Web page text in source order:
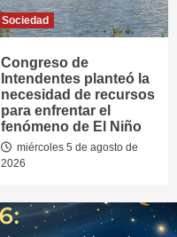
Sociedad
Congreso de
Intendentes planteó la
necesidad de recursos
para enfrentar el
fenómeno de El Niño
miércoles 5 de agosto de
2026